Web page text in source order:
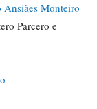
Ansiães Monteiro
Parcero e